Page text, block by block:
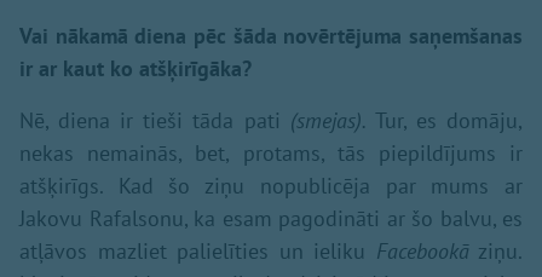
Vai nākamā diena pēc šāda novērtējuma saņemšanas
ir ar kaut ko atšķirīgāka?
Nē, diena ir tieši tāda pati (smejas). Tur, es domāju,
nekas nemainās, bet, protams, tās piepildījums ir
atšķirīgs. Kad šo ziņu nopublicēja par mums ar
Jakovu Rafalsonu, ka esam pagodināti ar šo balvu, es
atļāvos mazliet palielīties un ieliku Facebookāziņu.